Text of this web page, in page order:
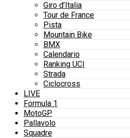
Giro d’Italia
Tour de France
Pista
Mountain Bike
BMX
Calendario
Ranking UCI
Strada
Ciclocross
LIVE
Formula 1
MotoGP
Pallavolo
Squadre